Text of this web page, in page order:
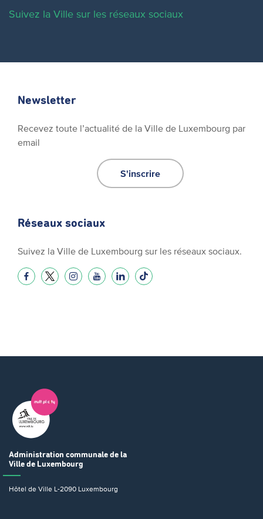
Suivez la Ville sur les réseaux sociaux
Newsletter
Recevez toute l’actualité de la Ville de Luxembourg par
email
S'inscrire
Réseaux sociaux
Suivez la Ville de Luxembourg sur les réseaux sociaux.
Administration communale de la
Ville de Luxembourg
Hôtel de Ville L-2090 Luxembourg